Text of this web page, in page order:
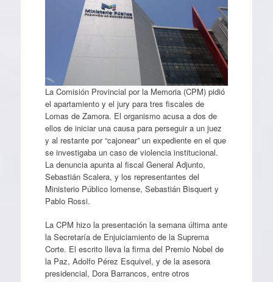
La Comisión Provincial por la Memoria (CPM) pidió
el apartamiento y el jury para tres fiscales de
Lomas de Zamora. El organismo acusa a dos de
ellos de iniciar una causa para perseguir a un juez
y al restante por “cajonear” un expediente en el que
se investigaba un caso de violencia institucional.
La denuncia apunta al fiscal General Adjunto,
Sebastián Scalera, y los representantes del
Ministerio Público lomense, Sebastián Bisquert y
Pablo Rossi.
La CPM hizo la presentación la semana última ante
la Secretaría de Enjuiciamiento de la Suprema
Corte. El escrito lleva la firma del Premio Nobel de
la Paz, Adolfo Pérez Esquivel, y de la asesora
presidencial, Dora Barrancos, entre otros